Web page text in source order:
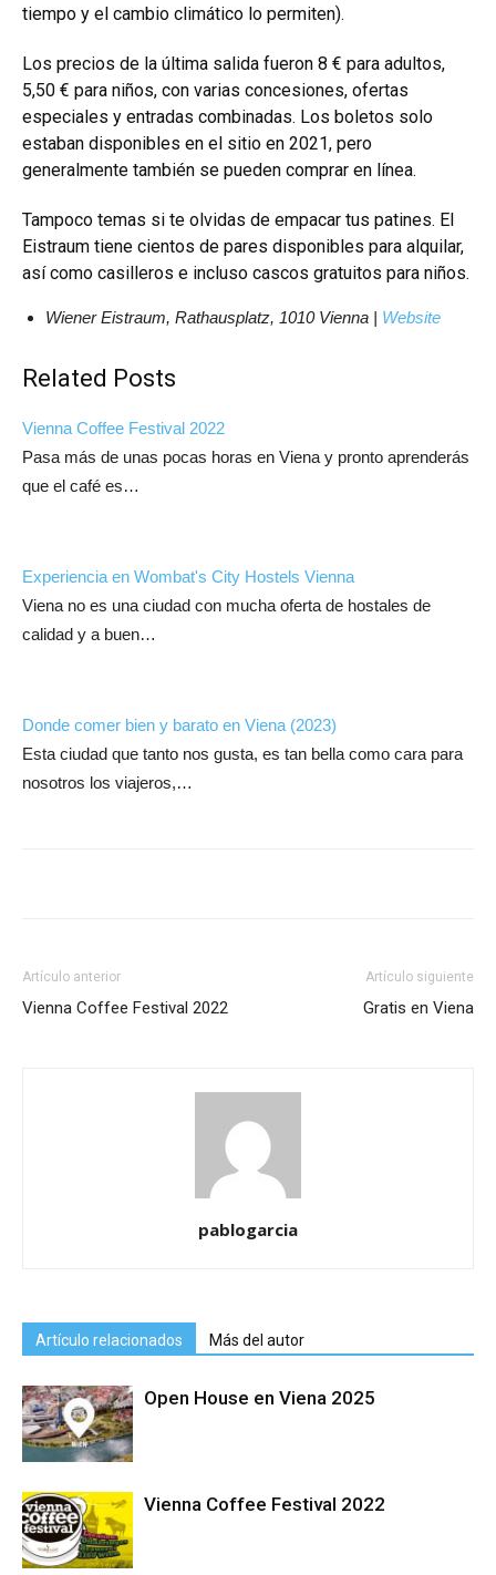
tiempo y el cambio climático lo permiten).
Los precios de la última salida fueron 8 € para adultos,
5,50 € para niños, con varias concesiones, ofertas
especiales y entradas combinadas. Los boletos solo
estaban disponibles en el sitio en 2021, pero
generalmente también se pueden comprar en línea.
Tampoco temas si te olvidas de empacar tus patines. El
Eistraum tiene cientos de pares disponibles para alquilar,
así como casilleros e incluso cascos gratuitos para niños.
Wiener Eistraum, Rathausplatz, 1010 Vienna | Website
Related Posts
Vienna Coffee Festival 2022
Pasa más de unas pocas horas en Viena y pronto aprenderás
que el café es…
Experiencia en Wombat's City Hostels Vienna
Viena no es una ciudad con mucha oferta de hostales de
calidad y a buen…
Donde comer bien y barato en Viena (2023)
Esta ciudad que tanto nos gusta, es tan bella como cara para
nosotros los viajeros,…
Artículo anterior
Vienna Coffee Festival 2022
Artículo siguiente
Gratis en Viena
pablogarcia
Artículo relacionados Más del autor
Open House en Viena 2025
Vienna Coffee Festival 2022